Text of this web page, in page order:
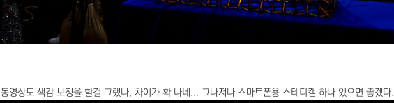
동영상도 색감 보정을 할걸 그랬나, 차이가 확 나네... 그나저나 스마트폰용 스테디캠 하나 있으면 좋겠다.